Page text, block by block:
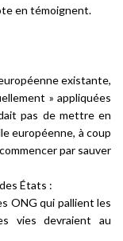
en témoignent.
existante,
» appliquées
pas de mettre en
européenne, à coup
par sauver
États :
ONG qui pallient les
vies devraient au